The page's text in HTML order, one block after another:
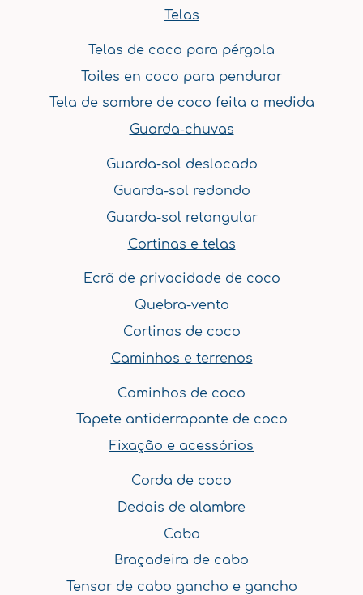
o
k
g
r
a
t
b
e
r
e
s
n
Telas
Telas de coco para pérgola
Toiles en coco para pendurar
Tela de sombre de coco feita a medida
Guarda-chuvas
Guarda-sol deslocado
Guarda-sol redondo
Guarda-sol retangular
Cortinas e telas
Ecrã de privacidade de coco
Quebra-vento
Cortinas de coco
Caminhos e terrenos
Caminhos de coco
Tapete antiderrapante de coco
Fixação e acessórios
Corda de coco
Dedais de alambre
Cabo
Braçadeira de cabo
Tensor de cabo gancho e gancho